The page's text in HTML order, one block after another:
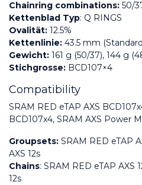
Chainring combinations: 50/
Kettenblad Typ: Q RINGS
Ovalität: 12.5%
Kettenlinie: 43.5 mm
Gewicht: 161 g (50/37), 144 g
Stichgrosse: BCD107×4
Compatibility
SRAM RED eTAP AXS
BCD107x4, SRAM AXS Power
Groupsets: SRAM RED eTAP
AXS 12s
Chains: SRAM RED eTAP AXS
12s